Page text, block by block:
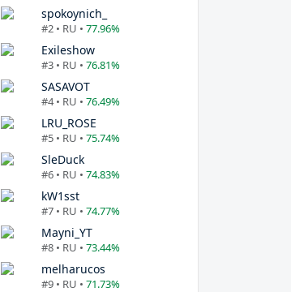
spokoynich_
#2 • RU • 77.96%
Exileshow
#3 • RU • 76.81%
SASAVOT
#4 • RU • 76.49%
LRU_ROSE
#5 • RU • 75.74%
SleDuck
#6 • RU • 74.83%
kW1sst
#7 • RU • 74.77%
Mayni_YT
#8 • RU • 73.44%
melharucos
#9 • RU • 71.73%